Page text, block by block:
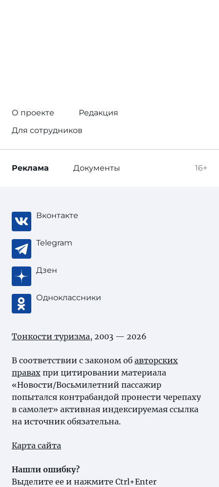
О проекте
Редакция
Для сотрудников
16+
Реклама Документы
Вконтакте
Telegram
Дзен
Одноклассники
Тонкости туризма, 2003 — 2026
В соответствии с законом об авторских
правах при цитировании материала
«Новости/Восьмилетний пассажир
попытался контрабандой пронести черепаху
в самолет» активная индексируемая ссылка
на источник обязательна.
Карта сайта
Нашли ошибку?
Выделите ее и нажмите Ctrl+Enter